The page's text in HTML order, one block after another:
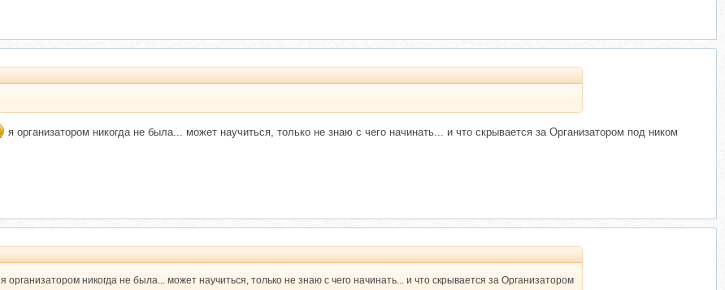
я организатором никогда не была... может научиться, только не знаю с чего начинать... и что скрывается за Организатором под ником
я организатором никогда не была... может научиться, только не знаю с чего начинать... и что скрывается за Организатором